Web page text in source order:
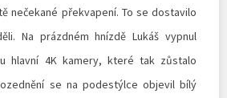
nečekané překvapení. To se dostavilo
Na prázdném hnízdě Lukáš vypnul
hlavní 4K kamery, které tak zůstalo
se na podestýlce objevil bílý